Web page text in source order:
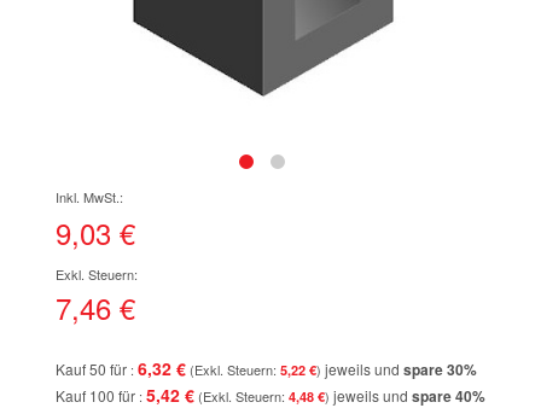
der
Bildgalerie
9,03 €
7,46 €
Kauf 50 für 6,32 € 5,22 € jeweils und spare30%
Kauf 100 für 5,42 € 4,48 € jeweils und spare40%